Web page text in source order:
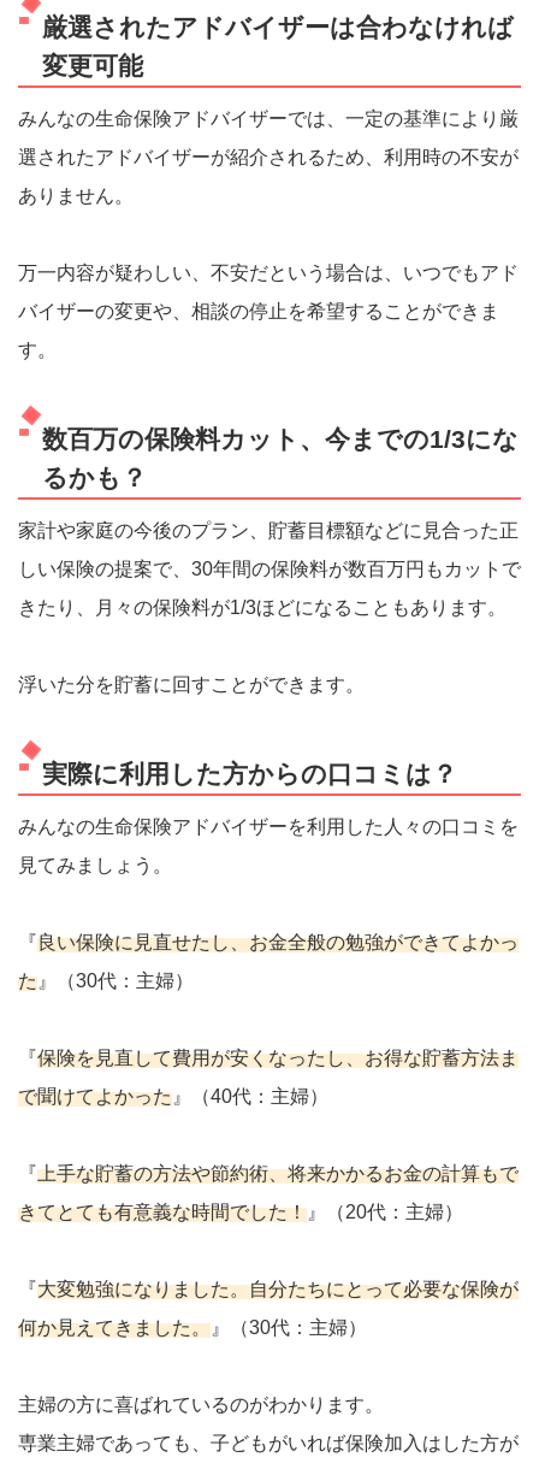
厳選されたアドバイザーは合わなければ
変更可能
みんなの生命保険アドバイザーでは、一定の基準により厳
選されたアドバイザーが紹介されるため、利用時の不安が
ありません。
万一内容が疑わしい、不安だという場合は、いつでもアド
バイザーの変更や、相談の停止を希望することができま
す。
数百万の保険料カット、今までの1/3にな
るかも？
家計や家庭の今後のプラン、貯蓄目標額などに見合った正
しい保険の提案で、30年間の保険料が数百万円もカットで
きたり、月々の保険料が1/3ほどになることもあります。
浮いた分を貯蓄に回すことができます。
実際に利用した方からの口コミは？
みんなの生命保険アドバイザーを利用した人々の口コミを
見てみましょう。
『良い保険に見直せたし、お金全般の勉強ができてよかっ
た 』（30代：主婦）
『保険を見直して費用が安くなったし、お得な貯蓄方法ま
で聞けてよかった 』（40代：主婦）
『上手な貯蓄の方法や節約術、将来かかるお金の計算もで
きてとても有意義な時間でした！ 』（20代：主婦）
『大変勉強になりました。自分たちにとって必要な保険が
何か見えてきました。 』（30代：主婦）
主婦の方に喜ばれているのがわかります。
専業主婦であっても、子どもがいれば保険加入はした方が